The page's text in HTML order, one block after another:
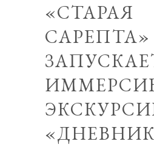
«СТАРАЯ
САРЕПТА»
«ДНЕВНИК